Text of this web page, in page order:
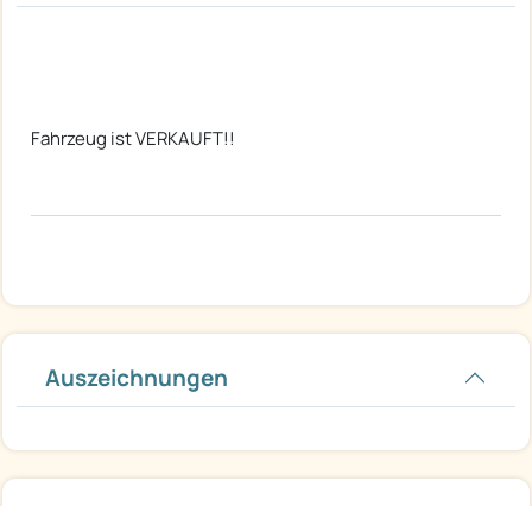
Fahrzeug ist VERKAUFT!!
Auszeichnungen